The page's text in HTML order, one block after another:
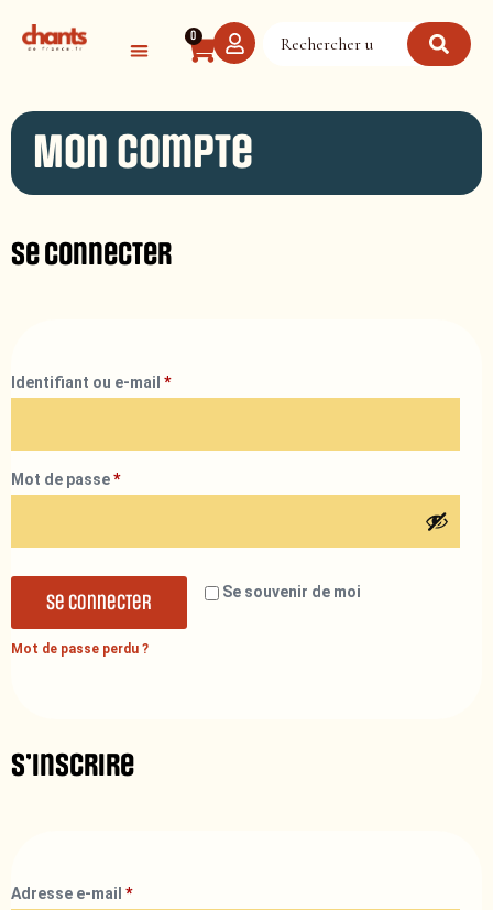
0
Mon compte
Se connecter
Identifiant ou e-mail *
Mot de passe*
Se souvenir de moi
Se connecter
Mot de passe perdu ?
S’inscrire
Adresse e-mail *